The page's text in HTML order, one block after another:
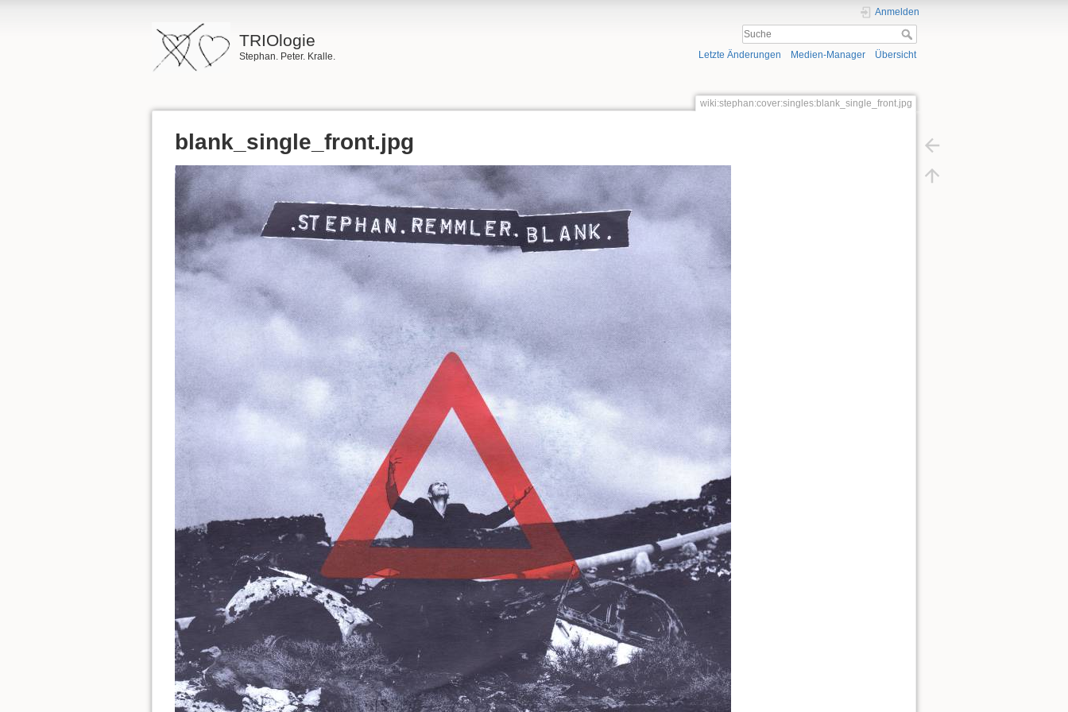
TRIOlogie
Stephan. Peter. Kralle.
Anmelden
Letzte Änderungen Medien-Manager Übersicht
wiki:stephan:cover:singles:blank_single_front.jpg
blank_single_front.jpg